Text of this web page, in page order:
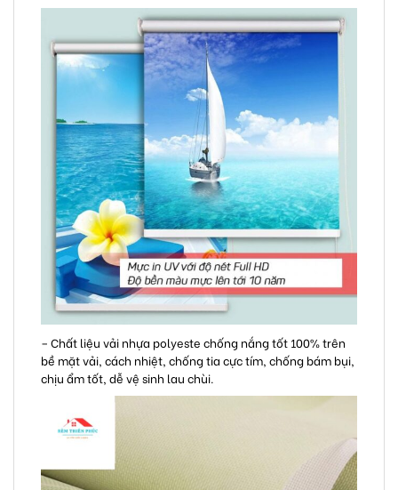
– Chất liệu vải nhựa polyeste chống nắng tốt 100% trên
bề mặt vải, cách nhiệt, chống tia cực tím, chống bám bụi,
chịu ẩm tốt, dễ vệ sinh lau chùi.